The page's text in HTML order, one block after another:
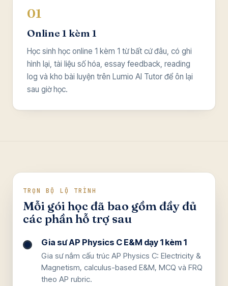
01
Online 1 kèm 1
Học sinh học online 1 kèm 1 từ bất cứ đâu, có ghi
hình lại, tài liệu số hóa, essay feedback, reading
log và kho bài luyện trên Lumio AI Tutor để ôn lại
sau giờ học.
TRỌN BỘ LỘ TRÌNH
Mỗi gói học đã bao gồm đầy đủ
các phần hỗ trợ sau
Gia sư AP Physics C E&M dạy 1 kèm 1
Gia sư nắm cấu trúc AP Physics C: Electricity &
Magnetism, calculus-based E&M, MCQ và FRQ
theo AP rubric.